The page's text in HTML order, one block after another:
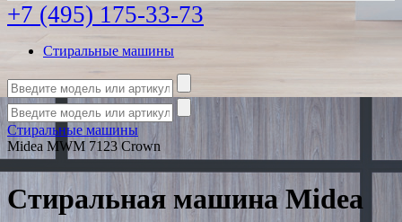
+7 (495) 175-33-73
Стиральные машины
Стиральные машины
Midea MWM 7123 Crown
Стиральная машина Midea